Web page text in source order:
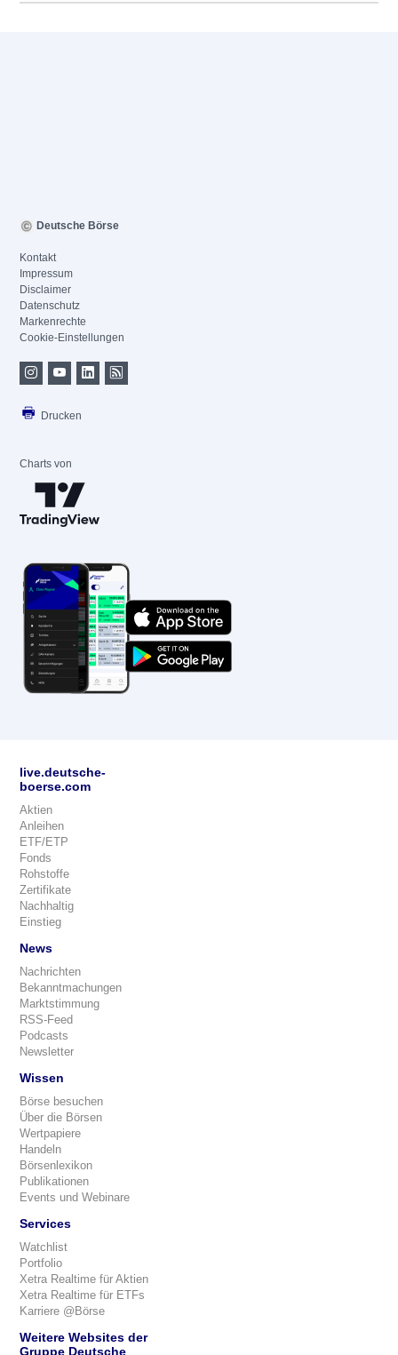
Deutsche Börse
Kontakt
Impressum
Disclaimer
Datenschutz
Markenrechte
Cookie-Einstellungen
Drucken
Charts von
live.deutsche-
boerse.com
Aktien
Anleihen
ETF/ETP
Fonds
Rohstoffe
Zertifikate
Nachhaltig
Einstieg
News
Nachrichten
Bekanntmachungen
Marktstimmung
RSS-Feed
Podcasts
Newsletter
Wissen
Börse besuchen
Über die Börsen
Wertpapiere
Handeln
Börsenlexikon
Publikationen
Events und Webinare
Services
Watchlist
Portfolio
Xetra Realtime für Aktien
Xetra Realtime für ETFs
Karriere @Börse
Weitere Websites der
Gruppe Deutsche